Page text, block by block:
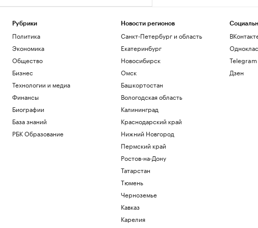
Рубрики
Политика
Экономика
Общество
Бизнес
Технологии и медиа
Финансы
Биографии
База знаний
РБК Образование
Новости регионов
Санкт-Петербург и область
Екатеринбург
Новосибирск
Омск
Башкортостан
Вологодская область
Калининград
Краснодарский край
Нижний Новгород
Пермский край
Ростов-на-Дону
Татарстан
Тюмень
Черноземье
Кавказ
Карелия
Telegram
Дзен